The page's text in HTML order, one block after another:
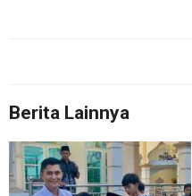
Berita Lainnya